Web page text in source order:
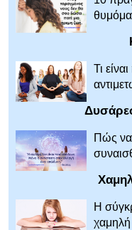
Τι
Πώς να
Η
χαμηλή